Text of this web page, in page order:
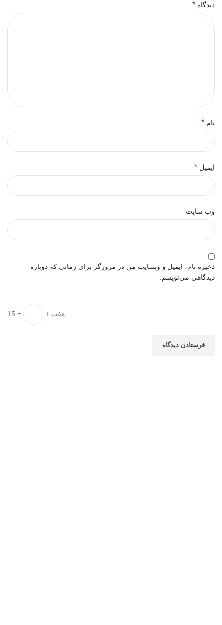
دیدگاه *
نام *
ایمیل *
وب‌ سایت
ذخیره نام، ایمیل و وبسایت من در مرورگر برای زمانی که دوباره
دیدگاهی می‌نویسم.
هفت + = 15